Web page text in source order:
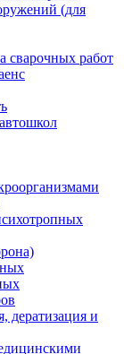
(для
сварочных работ
дератизация и